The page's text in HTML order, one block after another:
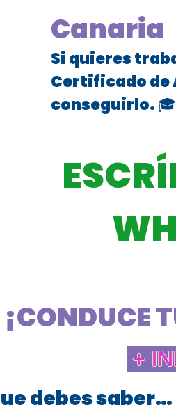
Canaria
Si quieres
Certificado de
conseguirlo. 🎓
+
debes saber…